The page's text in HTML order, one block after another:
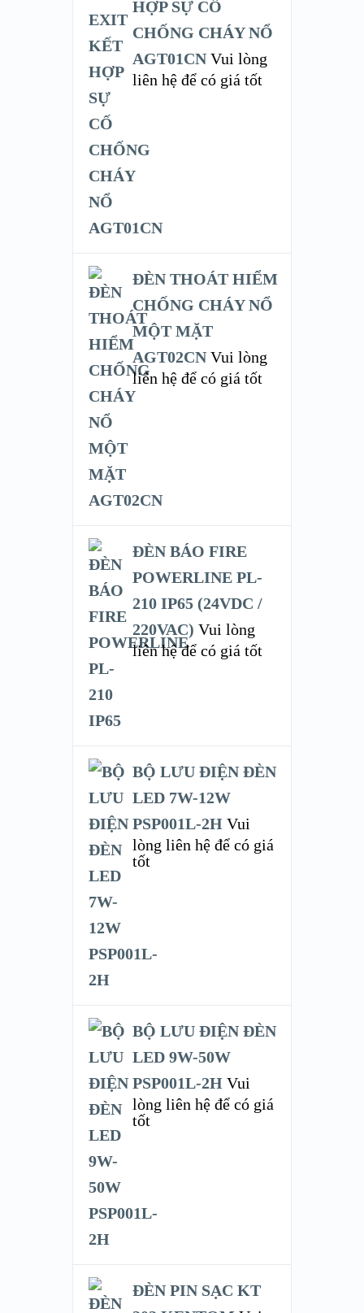
HỢP SỰ CỐ
CHỐNG CHÁY NỔ
AGT01CN Vui lòng
liên hệ để có giá tốt
ĐÈN THOÁT HIỂM
CHỐNG CHÁY NỔ
MỘT MẶT
AGT02CN Vui lòng
liên hệ để có giá tốt
ĐÈN BÁO FIRE
POWERLINE PL-
210 IP65 (24VDC /
220VAC) Vui lòng
liên hệ để có giá tốt
BỘ LƯU ĐIỆN ĐÈN
LED 7W-12W
PSP001L-2H Vui
lòng liên hệ để có giá
tốt
BỘ LƯU ĐIỆN ĐÈN
LED 9W-50W
PSP001L-2H Vui
lòng liên hệ để có giá
tốt
ĐÈN PIN SẠC KT